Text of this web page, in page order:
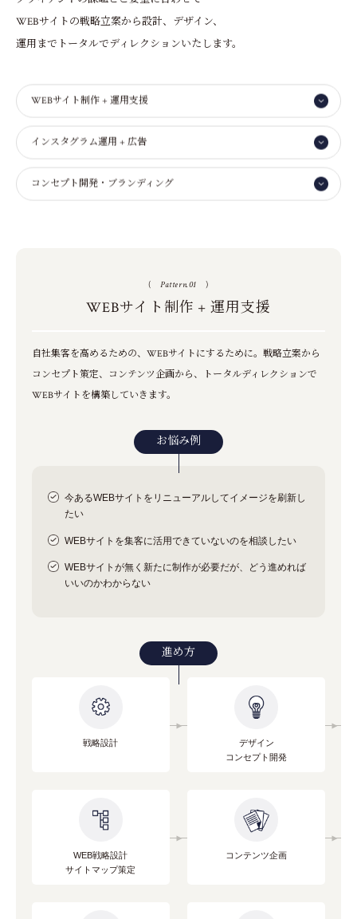
WEBサイトの戦略立案から設計、デザイン、
運用までトータルでディレクションいたします。
WEBサイト制作 + 運用支援
インスタグラム運用 + 広告
コンセプト開発・ブランディング
( Pattern.01)
WEBサイト制作 + 運用支援
自社集客を高めるための、WEBサイトにするために。 戦略立案から
コンセプト策定、コンテンツ企画から、トータルディレクションで
WEBサイトを構築していきます。
お悩み例
今あるWEBサイトをリニューアルしてイメージを刷新し
たい
WEBサイトを集客に活用できていないのを相談したい
WEBサイトが無く新たに制作が必要だが、どう進めれば
いいのかわからない
進め方
戦略設計
デザイン
コンセプト開発
WEB戦略設計
サイトマップ策定
コンテンツ企画